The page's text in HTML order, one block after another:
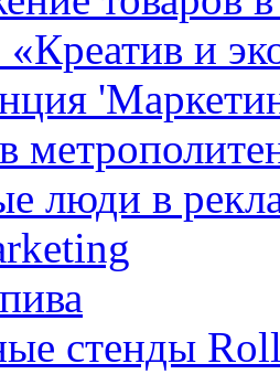
и
люди в
стенды